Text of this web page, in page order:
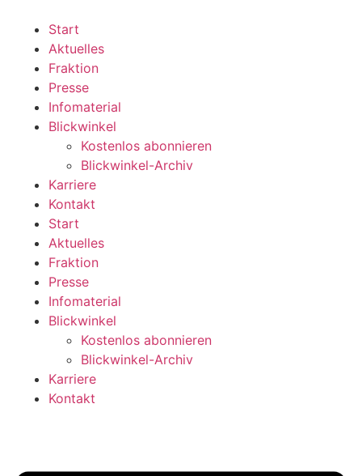
wechseln
Start
Aktuelles
Fraktion
Presse
Infomaterial
Blickwinkel
Kostenlos abonnieren
Blickwinkel-Archiv
Karriere
Kontakt
Start
Aktuelles
Fraktion
Presse
Infomaterial
Blickwinkel
Kostenlos abonnieren
Blickwinkel-Archiv
Karriere
Kontakt